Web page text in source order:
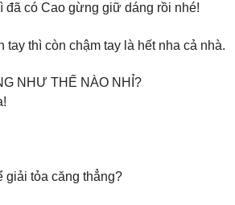
đã có Cao gừng giữ dáng rồi nhé!
tay thì còn chậm tay là hết nha cả nhà.
NHƯ THẾ NÀO NHỈ?
giải tỏa căng thẳng?